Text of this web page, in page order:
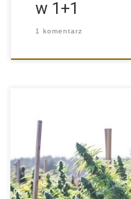
w 1+1
1 komentarz
Nasiona marihuany
konopi przeznaczonych